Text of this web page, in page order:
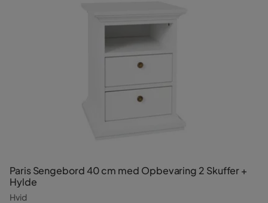
Paris Sengebord 40 cm med Opbevaring 2 Skuffer +
Hylde
Hvid